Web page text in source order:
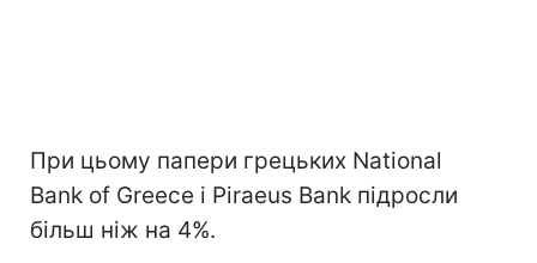
При цьому папери грецьких National
Bank of Greece і Piraeus Bank підросли
більш ніж на 4%.